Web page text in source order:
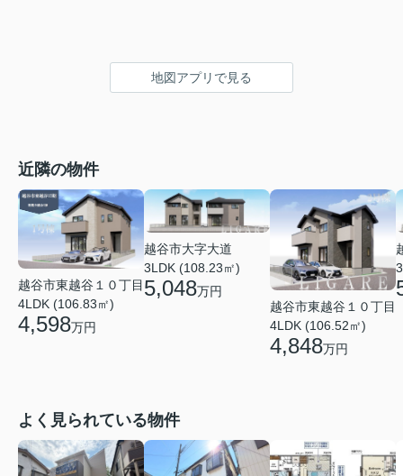
地図アプリで見る
近隣の物件
越谷市東越谷１０丁目
4LDK (106.83㎡)
4,598万円
越谷市大字大道
3LDK (108.23㎡)
5,048万円
越谷市東越谷１０丁目
4LDK (106.52㎡)
4,848万円
よく見られている物件